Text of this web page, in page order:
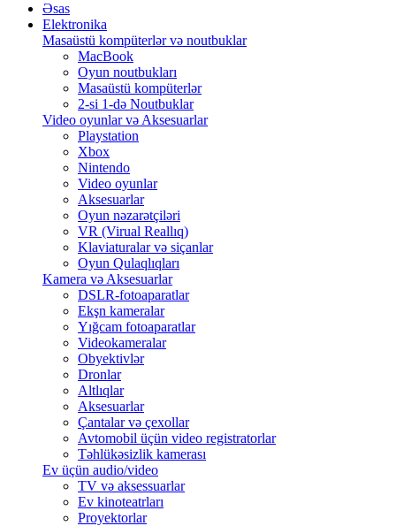
Əsas
Elektronika
Masaüstü kompüterlər və noutbuklar
MacBook
Oyun noutbukları
Masaüstü kompüterlər
2-si 1-də Noutbuklar
Video oyunlar və Aksesuarlar
Playstation
Xbox
Nintendo
Video oyunlar
Aksesuarlar
Oyun nəzarətçiləri
VR (Virual Reallıq)
Klaviaturalar və siçanlar
Oyun Qulaqlıqları
Kamera və Aksesuarlar
DSLR-fotoaparatlar
Ekşn kameralar
Yığcam fotoaparatlar
Videokameralar
Obyektivlər
Dronlar
Altlıqlar
Aksesuarlar
Çantalar və çexollar
Avtomobil üçün video registratorlar
Təhlükəsizlik kamerası
Ev üçün audio/video
TV və aksessuarlar
Ev kinoteatrları
Proyektorlar